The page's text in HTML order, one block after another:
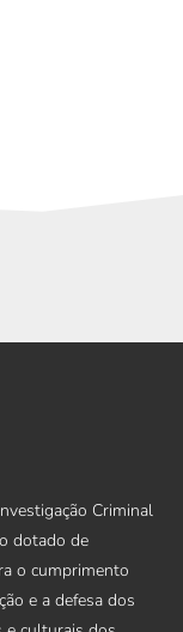
Criminal
dotado de
o cumprimento
e a defesa dos